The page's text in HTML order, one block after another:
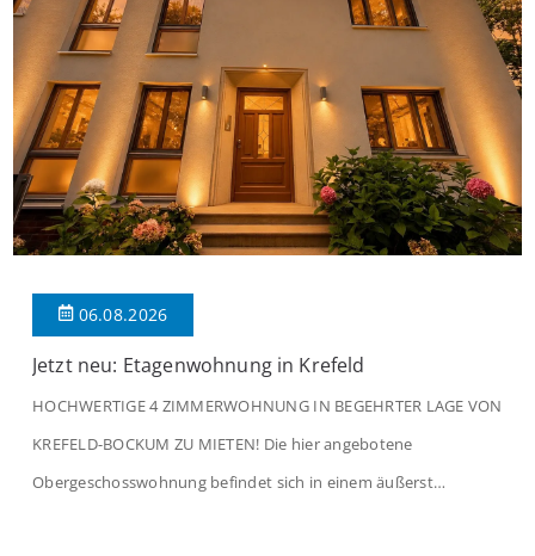
06.08.2026
Jetzt neu: Etagenwohnung in Krefeld
HOCHWERTIGE 4 ZIMMERWOHNUNG IN BEGEHRTER LAGE VON
KREFELD-BOCKUM ZU MIETEN! Die hier angebotene
Obergeschosswohnung befindet sich in einem äußerst